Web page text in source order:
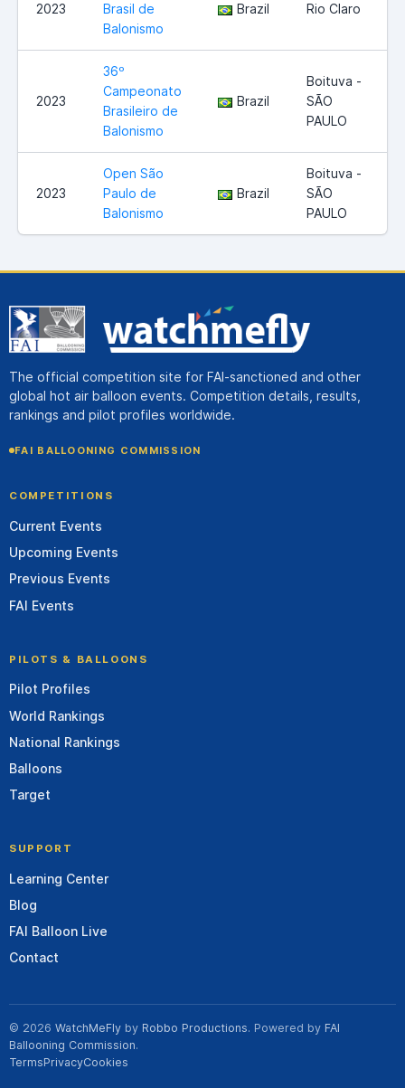
2023
Brasil de
Balonismo
Brazil Rio Claro
2023
36º
Campeonato
Brasileiro de
Balonismo
Brazil
Boituva -
SÃO
PAULO
2023
Open São
Paulo de
Balonismo
Brazil
Boituva -
SÃO
PAULO
The official competition site for FAI-sanctioned and other
global hot air balloon events. Competition details, results,
rankings and pilot profiles worldwide.
FAI BALLOONING COMMISSION
COMPETITIONS
Current Events
Upcoming Events
Previous Events
FAI Events
PILOTS & BALLOONS
Pilot Profiles
World Rankings
National Rankings
Balloons
Target
SUPPORT
Learning Center
Blog
FAI Balloon Live
Contact
© 2026 WatchMeFly by Robbo Productions. Powered by FAI
Ballooning Commission.
TermsPrivacyCookies